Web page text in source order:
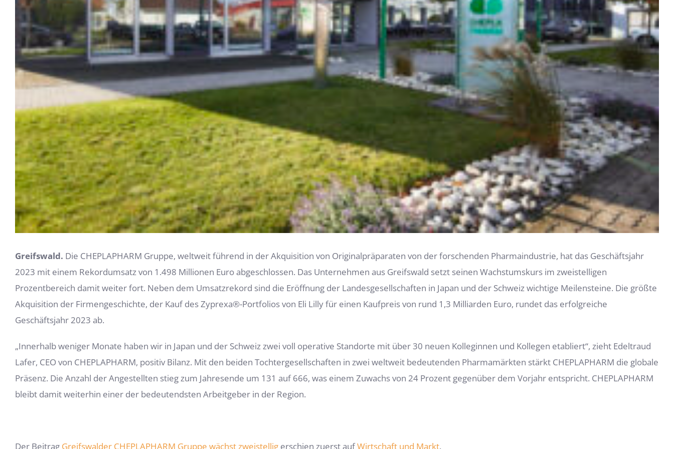
Greifswald. Die CHEPLAPHARM Gruppe, weltweit führend in der Akquisition von Originalpräparaten von der forschenden Pharmaindustrie, hat das Geschäftsjahr
2023 mit einem Rekordumsatz von 1.498 Millionen Euro abgeschlossen. Das Unternehmen aus Greifswald setzt seinen Wachstumskurs im zweistelligen
Prozentbereich damit weiter fort. Neben dem Umsatzrekord sind die Eröffnung der Landesgesellschaften in Japan und der Schweiz wichtige Meilensteine. Die größte
Akquisition der Firmengeschichte, der Kauf des Zyprexa®-Portfolios von Eli Lilly für einen Kaufpreis von rund 1,3 Milliarden Euro, rundet das erfolgreiche
Geschäftsjahr 2023 ab.
„Innerhalb weniger Monate haben wir in Japan und der Schweiz zwei voll operative Standorte mit über 30 neuen Kolleginnen und Kollegen etabliert“, zieht Edeltraud
Lafer, CEO von CHEPLAPHARM, positiv Bilanz. Mit den beiden Tochtergesellschaften in zwei weltweit bedeutenden Pharmamärkten stärkt CHEPLAPHARM die globale
Präsenz. Die Anzahl der Angestellten stieg zum Jahresende um 131 auf 666, was einem Zuwachs von 24 Prozent gegenüber dem Vorjahr entspricht. CHEPLAPHARM
bleibt damit weiterhin einer der bedeutendsten Arbeitgeber in der Region.
Der Beitrag Greifswalder CHEPLAPHARM Gruppe wächst zweistellig erschien zuerst aufWirtschaft und Markt.